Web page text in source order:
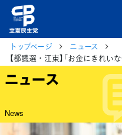
トップページ
ニュース
ニュース
News